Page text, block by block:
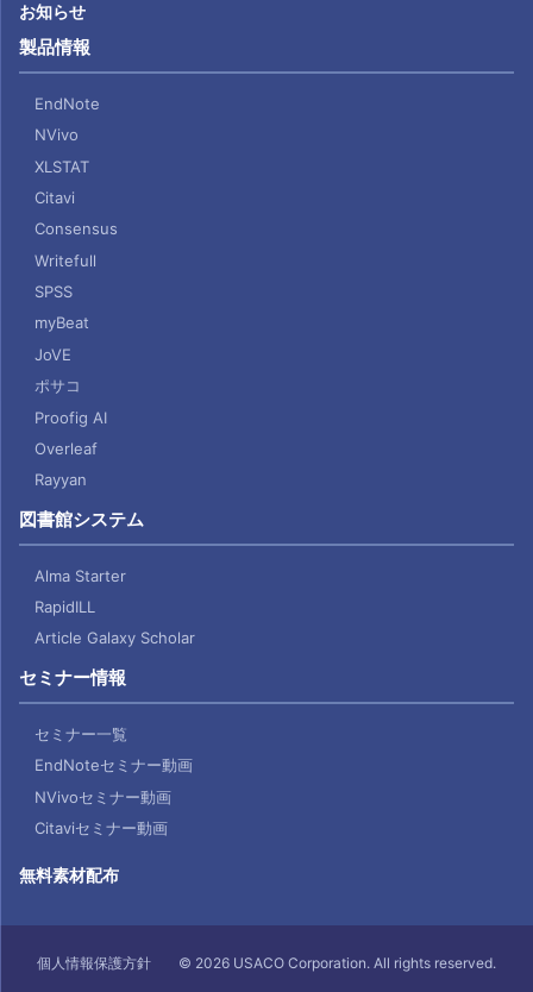
お知らせ
製品情報
EndNote
NVivo
XLSTAT
Citavi
Consensus
Writefull
SPSS
myBeat
JoVE
ポサコ
Proofig AI
Overleaf
Rayyan
図書館システム
Alma Starter
RapidILL
Article Galaxy Scholar
セミナー情報
セミナー一覧
EndNoteセミナー動画
NVivoセミナー動画
Citaviセミナー動画
無料素材配布
個人情報保護方針 © 2026 USACO Corporation. All rights reserved.